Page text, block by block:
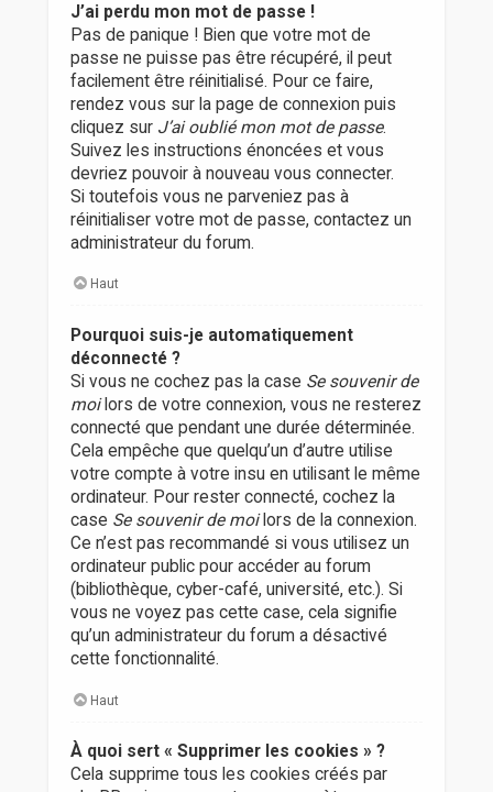
J’ai perdu mon mot de passe !
Pas de panique ! Bien que votre mot de
passe ne puisse pas être récupéré, il peut
facilement être réinitialisé. Pour ce faire,
rendez vous sur la page de connexion puis
cliquez sur J’ai oublié mon mot de passe.
Suivez les instructions énoncées et vous
devriez pouvoir à nouveau vous connecter.
Si toutefois vous ne parveniez pas à
réinitialiser votre mot de passe, contactez un
administrateur du forum.
Haut
Pourquoi suis-je automatiquement
déconnecté ?
Si vous ne cochez pas la case Se souvenir de
moilors de votre connexion, vous ne resterez
connecté que pendant une durée déterminée.
Cela empêche que quelqu’un d’autre utilise
votre compte à votre insu en utilisant le même
ordinateur. Pour rester connecté, cochez la
case Se souvenir de moilors de la connexion.
Ce n’est pas recommandé si vous utilisez un
ordinateur public pour accéder au forum
(bibliothèque, cyber-café, université, etc.). Si
vous ne voyez pas cette case, cela signifie
qu’un administrateur du forum a désactivé
cette fonctionnalité.
Haut
À quoi sert « Supprimer les cookies » ?
Cela supprime tous les cookies créés par